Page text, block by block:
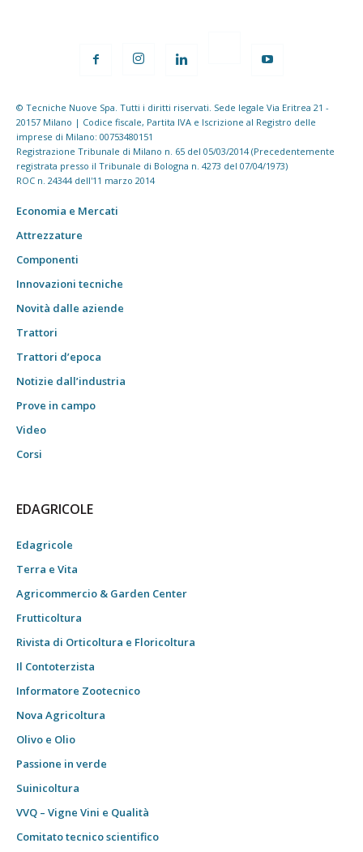
© Tecniche Nuove Spa. Tutti i diritti riservati. Sede legale Via Eritrea 21 -
20157 Milano | Codice fiscale, Partita IVA e Iscrizione al Registro delle
imprese di Milano: 00753480151
Registrazione Tribunale di Milano n. 65 del 05/03/2014 (Precedentemente
registrata presso il Tribunale di Bologna n. 4273 del 07/04/1973)
ROC n. 24344 dell'11 marzo 2014
Economia e Mercati
Attrezzature
Componenti
Innovazioni tecniche
Novità dalle aziende
Trattori
Trattori d’epoca
Notizie dall’industria
Prove in campo
Video
Corsi
EDAGRICOLE
Edagricole
Terra e Vita
Agricommercio & Garden Center
Frutticoltura
Rivista di Orticoltura e Floricoltura
Il Contoterzista
Informatore Zootecnico
Nova Agricoltura
Olivo e Olio
Passione in verde
Suinicoltura
VVQ – Vigne Vini e Qualità
Comitato tecnico scientifico